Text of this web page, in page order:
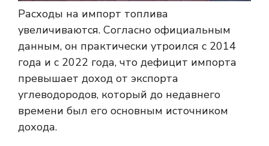
Расходы на импорт топлива
увеличиваются. Согласно официальным
данным, он практически утроился с 2014
года и с 2022 года, что дефицит импорта
превышает доход от экспорта
углеводородов, который до недавнего
времени был его основным источником
дохода.